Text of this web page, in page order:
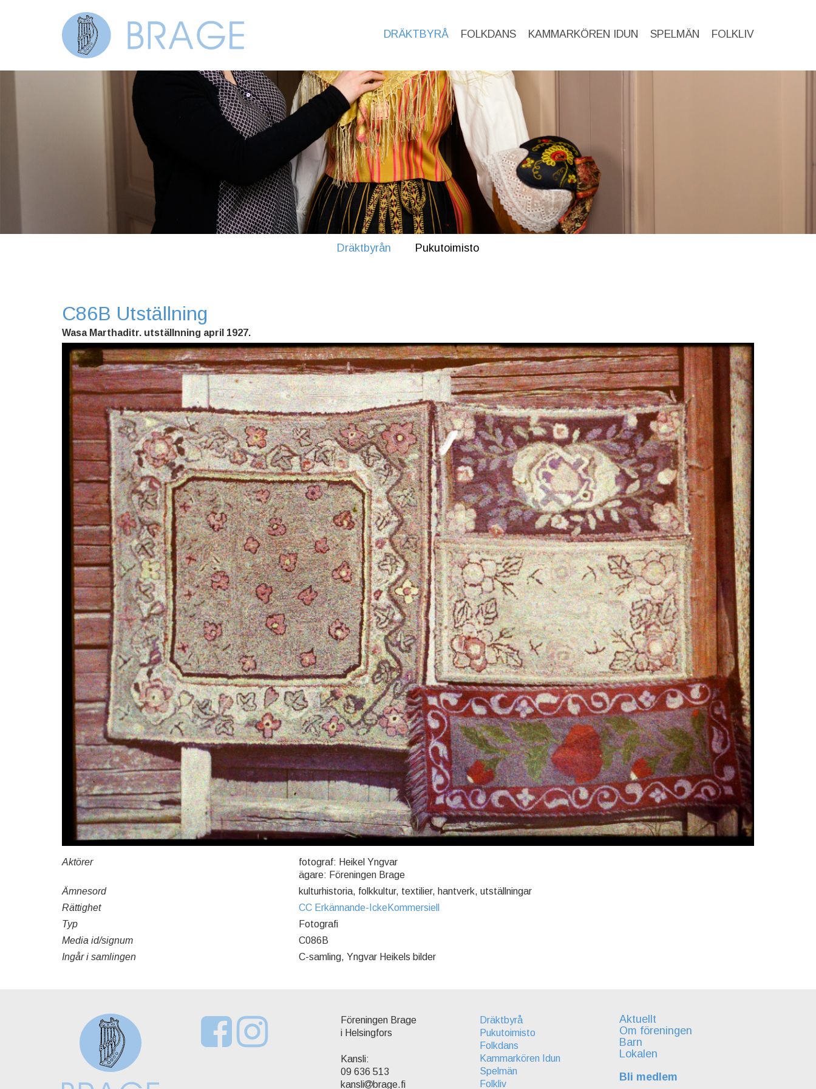
DRÄKTBYRÅ FOLKDANS KAMMARKÖREN IDUN SPELMÄN FOLKLIV
Dräktbyrån Pukutoimisto
C86B Utställning
Wasa Marthaditr. utställnning april 1927.
Aktörer
fotograf: Heikel Yngvar
ägare: Föreningen Brage
Ämnesord
kulturhistoria, folkkultur, textilier, hantverk, utställningar
Rättighet
CC Erkännande-IckeKommersiell
Typ
Fotografi
Media id/signum
C086B
Ingår i samlingen
C-samling, Yngvar Heikels bilder
Föreningen Brage
i Helsingfors
Kansli:
09 636 513
kansli
brage.fi
Dräktbyrå
Pukutoimisto
Folkdans
Kammarkören Idun
Spelmän
Folkliv
Aktuellt
Om föreningen
Barn
Lokalen
Bli medlem